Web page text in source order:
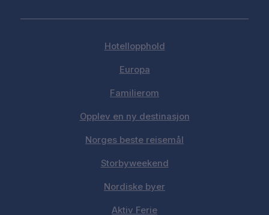
Hotellopphold
Europa
Familierom
Opplev en ny destinasjon
Norges beste reisemål
Storbyweekend
Nordiske byer
Aktiv Ferie